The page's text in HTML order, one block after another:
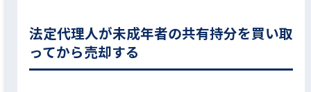
法定代理人が未成年者の共有持分を買い取
ってから売却する